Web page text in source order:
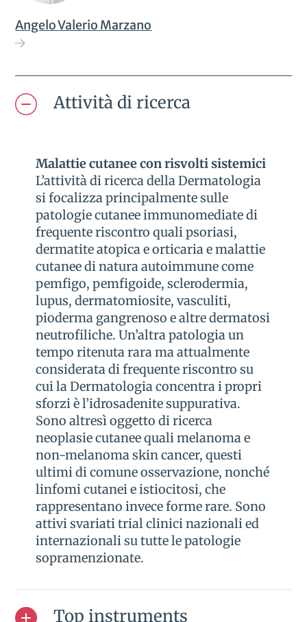
Angelo Valerio Marzano
Attività di ricerca
Malattie cutanee con risvolti sistemici
L’attività di ricerca della Dermatologia
si focalizza principalmente sulle
patologie cutanee immunomediate di
frequente riscontro quali psoriasi,
dermatite atopica e orticaria e malattie
cutanee di natura autoimmune come
pemfigo, pemfigoide, sclerodermia,
lupus, dermatomiosite, vasculiti,
pioderma gangrenoso e altre dermatosi
neutrofiliche. Un’altra patologia un
tempo ritenuta rara ma attualmente
considerata di frequente riscontro su
cui la Dermatologia concentra i propri
sforzi è l’idrosadenite suppurativa.
Sono altresì oggetto di ricerca
neoplasie cutanee quali melanoma e
non-melanoma skin cancer, questi
ultimi di comune osservazione, nonché
linfomi cutanei e istiocitosi, che
rappresentano invece forme rare. Sono
attivi svariati trial clinici nazionali ed
internazionali su tutte le patologie
sopramenzionate.
Top instruments